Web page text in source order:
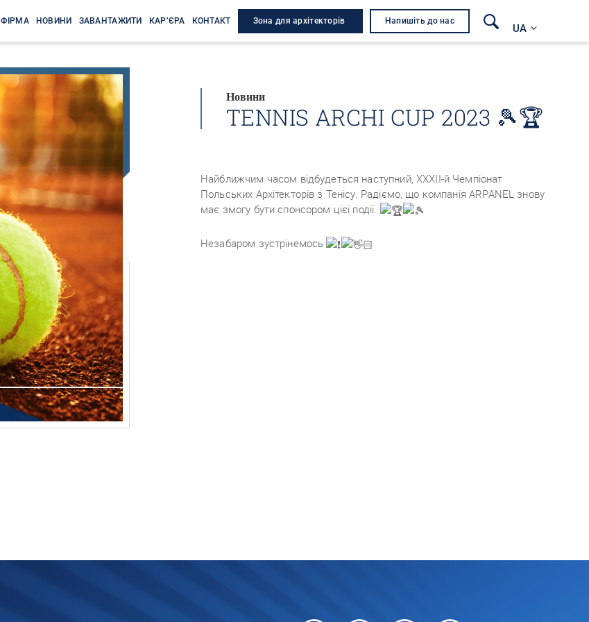
ФІРМА НОВИНИ ЗАВАНТАЖИТИ КАР’ЄРА КОНТАКТ Зона для архітекторів Напишіть до нас
UA
Новини
TENNIS ARCHI CUP 2023 🎾🏆
Найближчим часом відбудеться наступний, ХХХІІ-й Чемпіонат
Польських Архітекторів з Тенісу. Радіємо, що компанія ARPANEL знову
має змогу бути спонсором цієї події.
Незабаром зустрінемось